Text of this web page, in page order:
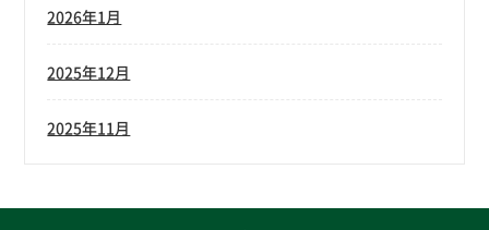
2026年1月
2025年12月
2025年11月